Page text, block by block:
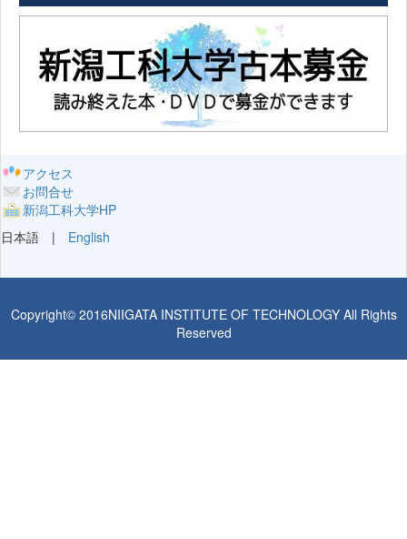
アクセス
お問合せ
新潟工科大学HP
日本語 | English
Copyright© 2016NIIGATA INSTITUTE OF TECHNOLOGY All Rights
Reserved